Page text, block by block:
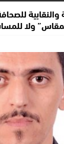
والنقابية
ولا